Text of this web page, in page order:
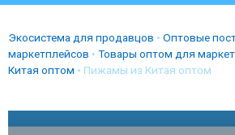
Экосистема для продавцов • Оптовые
маркетплейсов • Товары оптом для
Китая оптом • Пижамы из Китая оптом